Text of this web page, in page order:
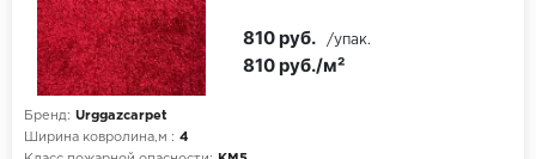
Бренд: Urggazcarpet
Ширина ковролина,м : 4
810 руб./м²
810 руб. /упак.